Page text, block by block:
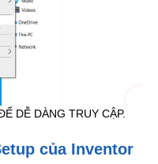
DỄ DÀNG TRUY CẬP.
của Inventor